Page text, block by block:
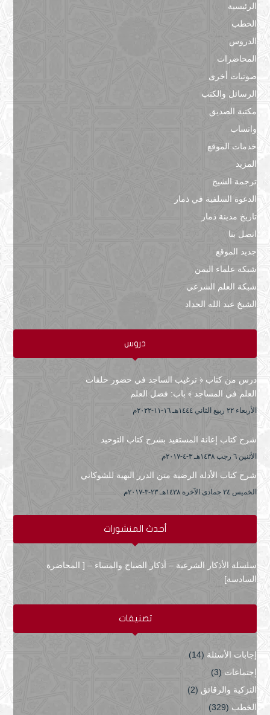
الرئيسية
الخطب
الدروس
المحاضرات
صوتيات أخرى
الرسائل والكتب
مكتبة الصديق
واتساب
خدمات الموقع
المزيد
ترجمة الشيخ
الدعوة السلفية في ذمار
تاريخ مدينة ذمار
اتصل بنا
جديد الموقع
شبكة علماء اليمن
شبكة العلم الشرعي
الشيخ عبد الله الحداد
دروس
درس من كتاب ﴿ ترغيب الساجد في حضور حلقات
العلم في المساجد ﴾ باب: فضل العلم
الأربعاء ۲۲ ربيع الثاني ۱٤٤٤هـ ۱٦-۱۱-۲۰۲۲م
شرح كتاب إعانة المستفيد بشرح كتاب التوحيد
الأثنين ٦ رجب ۱٤۳۸هـ ۳-٤-۲۰۱۷م
شرح كتاب الأدلة الرضية متن الدرر البهية للشوكاني
الخميس ۲٤ جمادى الآخرة ۱٤۳۸هـ ۲۳-۳-۲۰۱۷م
أحدث المنشورات
سلسلة الأذكار الشرعية – أذكار الصباح والمساء – [ المحاضرة
السادسة]
تصنيفات
إجابات الأسئلة (14)
إجتماعات (3)
التزكية والرقائق (2)
الخطب (329)